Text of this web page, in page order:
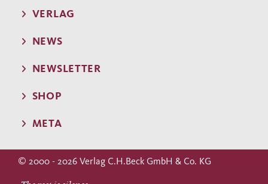
VERLAG
NEWS
NEWSLETTER
SHOP
META
© 2000 - 2026 Verlag C.H.Beck GmbH & Co. KG